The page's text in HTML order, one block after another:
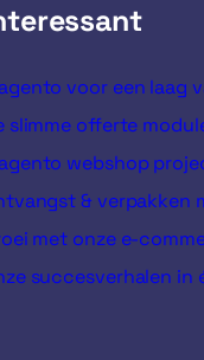
voor een laag
slimme offerte
webshop
& verpakken
met onze e-
succesverhalen in